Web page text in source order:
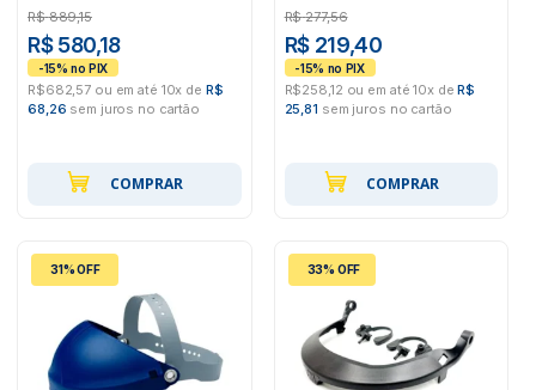
R$ 889,15
R$ 580,18
R$682,57 ou em até 10x de R$
68,26 sem juros no cartão
COMPRAR
R$ 277,56
R$ 219,40
R$258,12 ou em até 10x deR$
25,81 sem juros no cartão
COMPRAR
31% OFF 33% OFF